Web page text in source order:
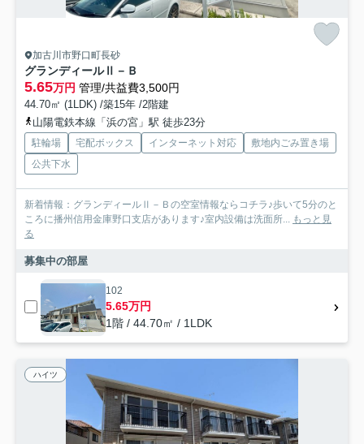
加古川市野口町長砂
グランディールⅡ－Ｂ
5.65万円 管理/共益費3,500円
44.70㎡ (1LDK) /築15年 /2階建
山陽電鉄本線「浜の宮」駅 徒歩23分
駐輪場 宅配ボックス インターネット対応
敷地内ごみ置き場
公共下水
新着情報：グランディールⅡ－Ｂの空室情報ならコチラ♪歩いて5分のと
ころに播州信用金庫野口支店があります♪室内設備は洗面所...
もっと見
る
募集中の部屋
102
5.65万円
1階 / 44.70㎡ / 1LDK
ハイツ